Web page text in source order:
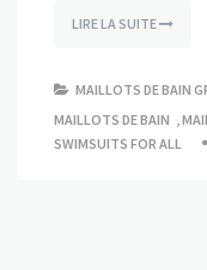
LIRE LA SUITE
MAILLOTS DE BAIN
MAILLOTS DE BAIN ,
SWIMSUITS FOR ALL